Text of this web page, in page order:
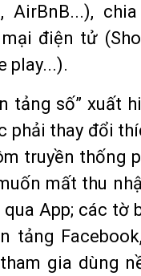
AirBnB...),
điện tử
play...).
tảng số” xuất
phải thay đổi
truyền thống
mất thu
App; các tờ
tảng
gia dùng